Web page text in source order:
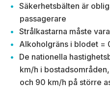
Säkerhetsbälten är
passagerare
Strålkastarna måste
Alkoholgräns i blodet =
De nationella
km/h i
och 90 km/h på större